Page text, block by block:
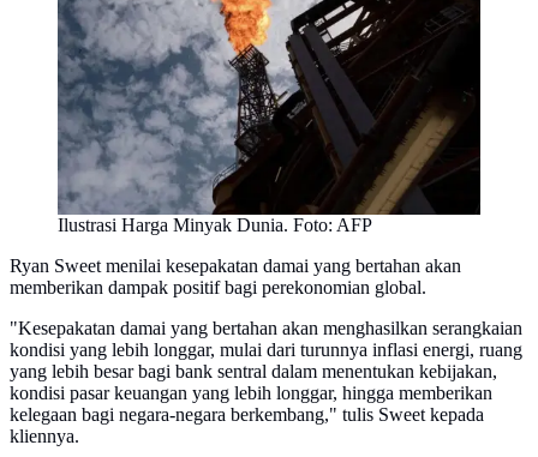
Ilustrasi Harga Minyak Dunia. Foto: AFP
Ryan Sweet menilai kesepakatan damai yang bertahan akan
memberikan dampak positif bagi perekonomian global.
"Kesepakatan damai yang bertahan akan menghasilkan serangkaian
kondisi yang lebih longgar, mulai dari turunnya inflasi energi, ruang
yang lebih besar bagi bank sentral dalam menentukan kebijakan,
kondisi pasar keuangan yang lebih longgar, hingga memberikan
kelegaan bagi negara-negara berkembang," tulis Sweet kepada
kliennya.